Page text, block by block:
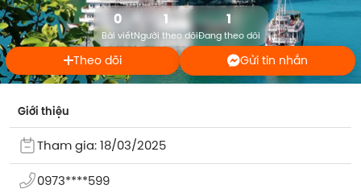
0
Bài viết
1
Người theo dõi
1
Đang theo dõi
Theo dõi Gửi tin nhắn
Giới thiệu
Tham gia: 18/03/2025
0973****599